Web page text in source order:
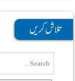
تلاش کریں